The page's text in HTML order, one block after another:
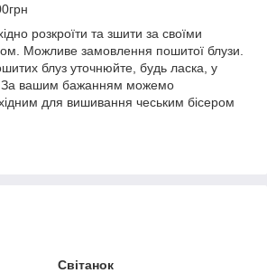
розкроїти та зшити за своїми
Можливе замовлення пошитої блузи.
блуз уточнюйте, будь ласка, у
вашим бажанням можемо
для вишивання чеським бісером
Світанок